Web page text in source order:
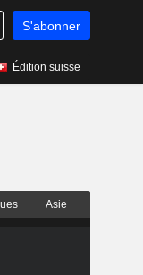
S'abonner
Édition suisse
Asie